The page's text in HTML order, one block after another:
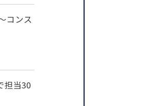
コンス
担当30